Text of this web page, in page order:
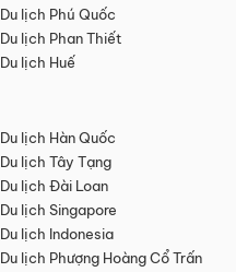
Du lịch Phú Quốc
Du lịch Phan Thiết
Du lịch Huế
Du lịch Hàn Quốc
Du lịch Tây Tạng
Du lịch Đài Loan
Du lịch Singapore
Du lịch Indonesia
Du lịch Phượng Hoàng Cổ Trấn